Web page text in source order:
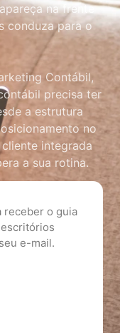
na frente
conduza para o
Contábil,
precisa ter
a estrutura
no
integrada
a sua rotina.
receber o guia
e-mail.